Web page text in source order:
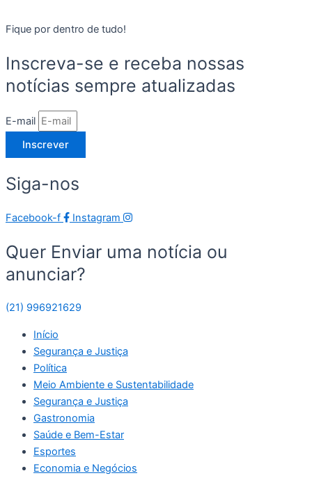
Fique por dentro de tudo!
Inscreva-se e receba nossas
notícias sempre atualizadas
E-mail
Inscrever
Siga-nos
Facebook-f Instagram
Quer Enviar uma notícia ou
anunciar?
(21) 996921629
Início
Segurança e Justiça
Política
Meio Ambiente e Sustentabilidade
Segurança e Justiça
Gastronomia
Saúde e Bem-Estar
Esportes
Economia e Negócios